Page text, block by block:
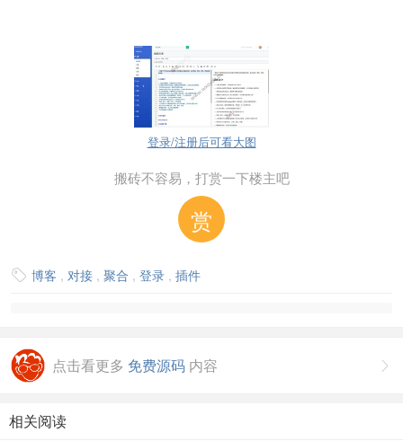
登录/注册后可看大图
搬砖不容易，打赏一下楼主吧
赏
 博客 , 对接 , 聚合 , 登录 , 插件

点击看更多 免费源码 内容
相关阅读